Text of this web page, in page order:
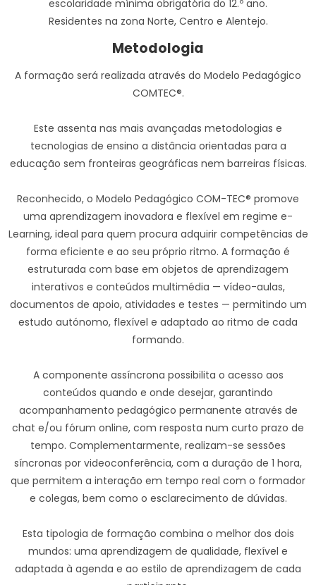
escolaridade mínima obrigatória do 12.º ano.
Residentes na zona Norte, Centro e Alentejo.
Metodologia
A formação será realizada através do Modelo Pedagógico
COMTEC®.
Este assenta nas mais avançadas metodologias e
tecnologias de ensino a distância orientadas para a
educação sem fronteiras geográficas nem barreiras físicas.
Reconhecido, o Modelo Pedagógico COM-TEC® promove
uma aprendizagem inovadora e flexível em regime e-
Learning, ideal para quem procura adquirir competências de
forma eficiente e ao seu próprio ritmo. A formação é
estruturada com base em objetos de aprendizagem
interativos e conteúdos multimédia — vídeo-aulas,
documentos de apoio, atividades e testes — permitindo um
estudo autónomo, flexível e adaptado ao ritmo de cada
formando.
A componente assíncrona possibilita o acesso aos
conteúdos quando e onde desejar, garantindo
acompanhamento pedagógico permanente através de
chat e/ou fórum online, com resposta num curto prazo de
tempo. Complementarmente, realizam-se sessões
síncronas por videoconferência, com a duração de 1 hora,
que permitem a interação em tempo real com o formador
e colegas, bem como o esclarecimento de dúvidas.
Esta tipologia de formação combina o melhor dos dois
mundos: uma aprendizagem de qualidade, flexível e
adaptada à agenda e ao estilo de aprendizagem de cada